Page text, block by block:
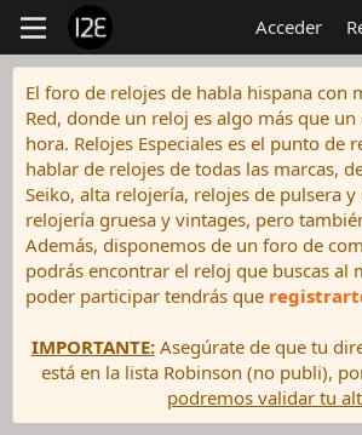
Acceder
El foro de relojes de habla hispana con
Red, donde un reloj es algo más que
hora. Relojes Especiales es el punto de
hablar de relojes de todas las marcas,
Seiko, alta relojería, relojes de pulsera
relojería gruesa y vintages, pero
Además, disponemos de un foro de
podrás encontrar el reloj que buscas al
poder participar tendrás que
IMPORTANTE:Asegúrate de que tu
está en la lista Robinson (no publi),
podremos validar tu